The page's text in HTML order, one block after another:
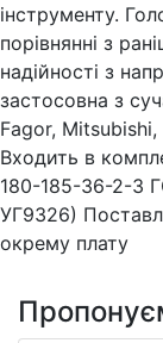
інструменту.
порівнянні з
надійності з
застосовна з
Fagor,
Входить в
180-185-36-2-3
УГ9326)
окрему плату